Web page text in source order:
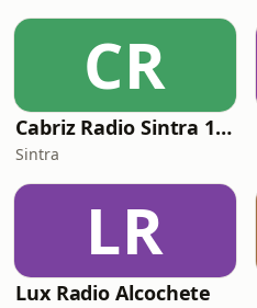
CR
Cabriz Radio Sintra 108 FM
Sintra
LR
Lux Radio Alcochete